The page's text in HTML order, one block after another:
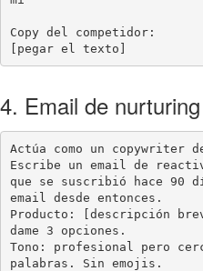
Copy del competidor:
[pegar el texto]
4. Email de
Actúa como un copywriter
Escribe un email de
que se suscribió hace 90
email desde entonces.
Producto: [descripción
dame 3 opciones.
Tono: profesional pero
palabras. Sin emojis.